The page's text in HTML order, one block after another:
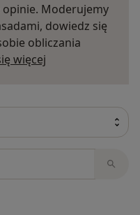
Moderujemy
dowiedz się
obliczania
więcej